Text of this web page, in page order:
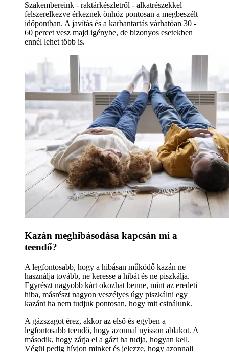
Szakembereink - raktárkészletről - alkatrészekkel
felszerelkezve érkeznek önhöz pontosan a megbeszélt
időpontban. A javítás és a karbantartás várhatóan 30 -
60 percet vesz majd igénybe, de bizonyos esetekben
ennél lehet több is.
Kazán meghibásodása kapcsán mi a
teendő?
A legfontosabb, hogy a hibásan működő kazán ne
használja tovább, ne keresse a hibát és ne piszkálja.
Egyrészt nagyobb kárt okozhat benne, mint az eredeti
hiba, másrészt nagyon veszélyes úgy piszkálni egy
kazánt ha nem tudjuk pontosan, hogy mit csinálunk.
A gázszagot érez, akkor az első és egyben a
legfontosabb teendő, hogy azonnal nyisson ablakot. A
második, hogy zárja el a gázt ha tudja, hogyan kell.
Végül pedig hívjon minket és jelezze, hogy azonnali